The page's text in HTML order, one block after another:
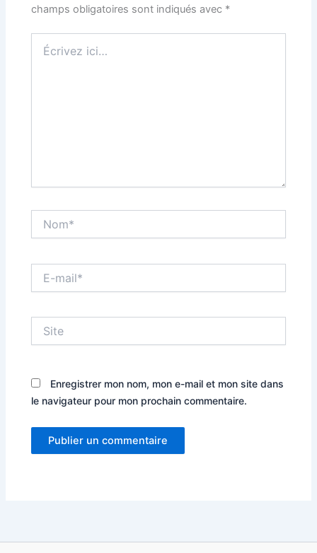
champs obligatoires sont indiqués avec *
ici…
mail*
Enregistrer mon nom, mon e-mail et mon site dans
le navigateur pour mon prochain commentaire.